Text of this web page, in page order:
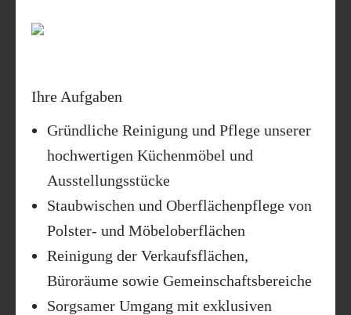
Ihre Aufgaben
Gründliche Reinigung und Pflege unserer
hochwertigen Küchenmöbel und
Ausstellungsstücke
Staubwischen und Oberflächenpflege von
Polster- und Möbeloberflächen
Reinigung der Verkaufsflächen,
Büroräume sowie Gemeinschaftsbereiche
Sorgsamer Umgang mit exklusiven